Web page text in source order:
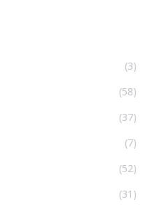
(3)
(58)
(37)
(7)
(52)
(31)